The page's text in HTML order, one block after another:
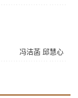
冯洁菡 邱慧心